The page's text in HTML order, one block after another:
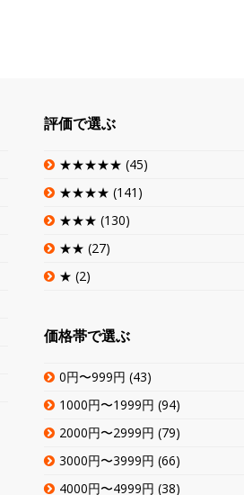
評価で選ぶ
★★★★★ (45)
★★★★ (141)
★★★ (130)
★★ (27)
★ (2)
価格帯で選ぶ
0円〜999円 (43)
1000円〜1999円 (94)
2000円〜2999円 (79)
3000円〜3999円 (66)
4000円〜4999円 (38)